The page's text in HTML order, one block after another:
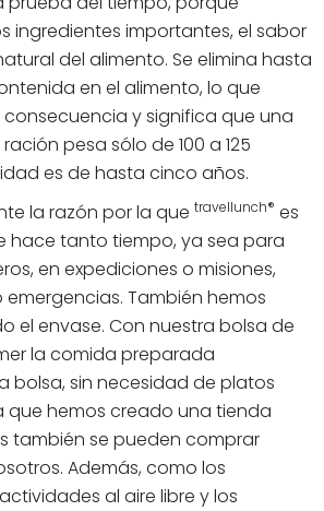
ingredientes importantes, el sabor
del alimento. Se elimina hasta
en el alimento, lo que
y significa que una
pesa sólo de 100 a 125
es de hasta cinco años.
la razón por la que travellunch® es
hace tanto tiempo, ya sea para
en expediciones o misiones,
También hemos
el envase. Con nuestra bolsa de
la comida preparada
bolsa, sin necesidad de platos
que hemos creado una tienda
también se pueden comprar
Además, como los
al aire libre y los